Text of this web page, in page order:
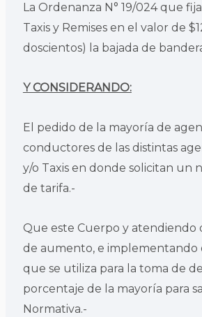
La Ordenanza N° 19/024 que
Taxis y Remises en el valor de
doscientos) la bajada de
Y CONSIDERANDO:
El pedido de la mayoría de
conductores de las distintas
y/o Taxis en donde solicitan un
de tarifa.-
Que este Cuerpo y atendiendo
de aumento, e implementando
que se utiliza para la toma de
porcentaje de la mayoría para
Normativa.-